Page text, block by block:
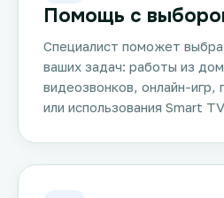
Помощь с
Специалист поможет
ваших задач: работы из
видеозвонков, онлайн-игр,
или использования Smart